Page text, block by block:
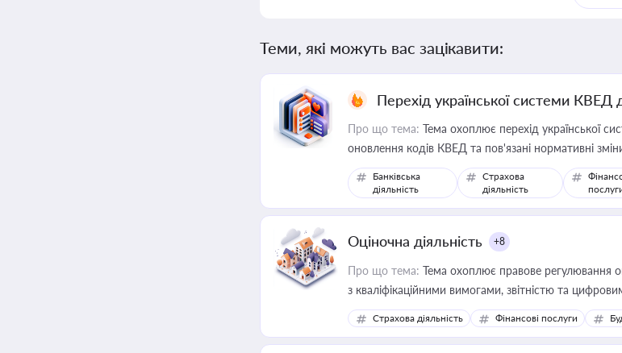
Теми, які можуть вас зацікавити:
Перехід української системи КВЕД
Про що тема: Тема охоплює перехід української
оновлення кодів КВЕД та пов'язані нормативні
Банківська
діяльність
Страхова
діяльність
Оціночна діяльність +8
Про що тема: Тема охоплює правове регулювання
з кваліфікаційними вимогами, звітністю та
медійних змін у цій сфері корисне для власника
приватизації, оренди державного майна,
Страхова діяльність Фінансові послуги